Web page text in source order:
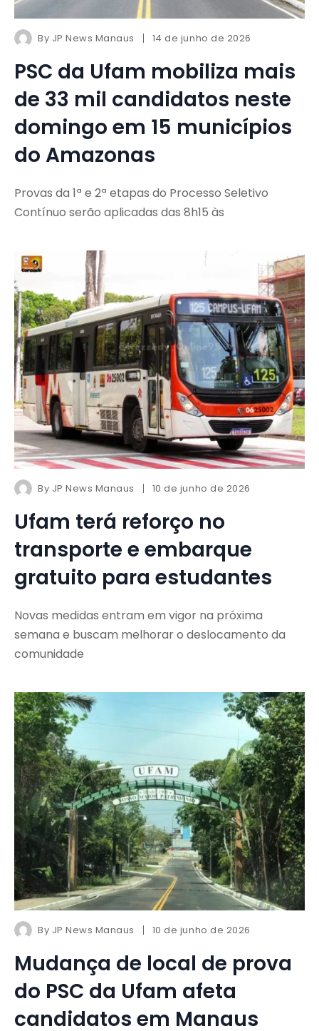
By JP News Manaus 14 de junho de 2026
PSC da Ufam mobiliza mais
de 33 mil candidatos neste
domingo em 15 municípios
do Amazonas
Provas da 1ª e 2ª etapas do Processo Seletivo
Contínuo serão aplicadas das 8h15 às
By JP News Manaus 10 de junho de 2026
Ufam terá reforço no
transporte e embarque
gratuito para estudantes
Novas medidas entram em vigor na próxima
semana e buscam melhorar o deslocamento da
comunidade
By JP News Manaus 10 de junho de 2026
Mudança de local de prova
do PSC da Ufam afeta
candidatos em Manaus